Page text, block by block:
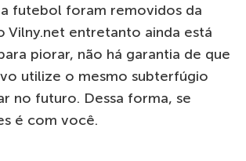
futebol foram removidos da
Vilny.net entretanto ainda está
piorar, não há garantia de que
utilize o mesmo subterfúgio
no futuro. Dessa forma, se
é com você.